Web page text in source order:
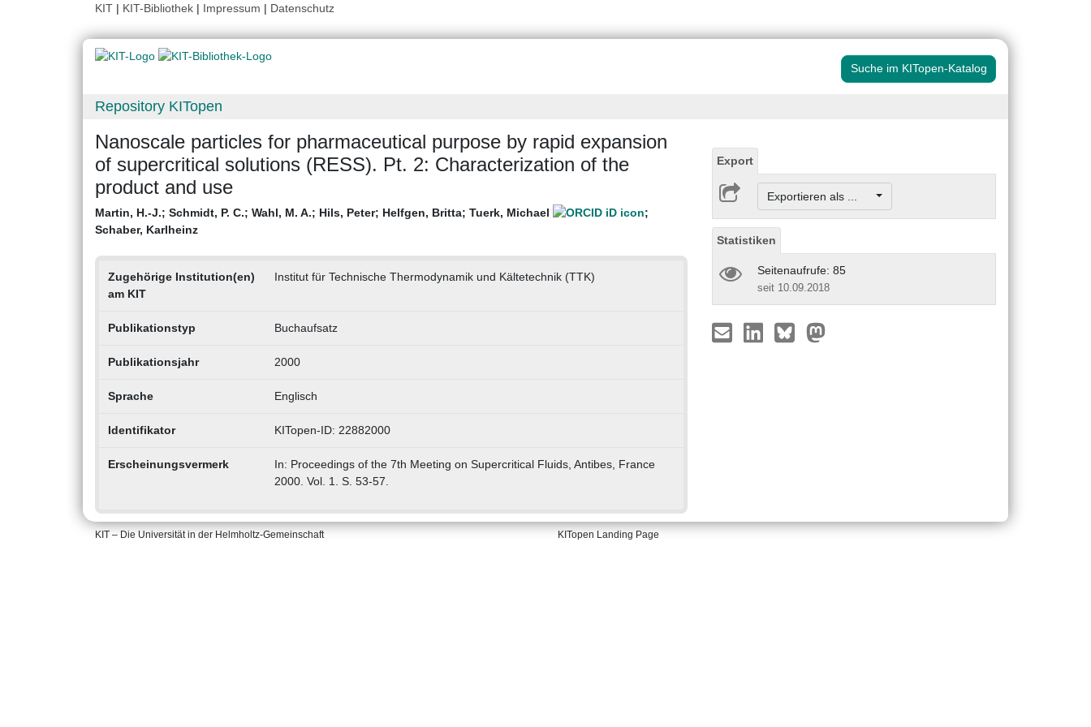
KIT | KIT-Bibliothek | Impressum | Datenschutz
Suche im KITopen-Katalog
Repository KITopen
Nanoscale particles for pharmaceutical purpose by rapid expansion
of supercritical solutions (RESS). Pt. 2: Characterization of the
product and use
Martin, H.-J.; Schmidt, P. C.; Wahl, M. A.; Hils, Peter; Helfgen, Britta; Tuerk, Michael
;
Schaber, Karlheinz
Zugehörige Institution(en)
am KIT
Institut für Technische Thermodynamik und Kältetechnik (TTK)
Publikationstyp Buchaufsatz
Publikationsjahr 2000
Sprache Englisch
Identifikator KITopen-ID: 22882000
Erscheinungsvermerk
In: Proceedings of the 7th Meeting on Supercritical Fluids, Antibes, France
2000. Vol. 1. S. 53-57.
Export
Exportieren als ...
Statistiken
Seitenaufrufe: 85
seit 10.09.2018
KIT – Die Universität in der Helmholtz-Gemeinschaft KITopen Landing Page